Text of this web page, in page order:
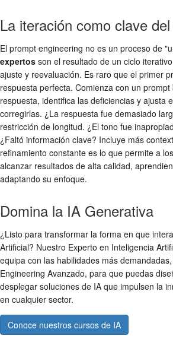
La iteración como clave
El prompt engineering no es un proceso de
expertos son el resultado de un ciclo
ajuste y reevaluación. Es raro que el primer
respuesta perfecta. Comienza con un
respuesta, identifica las deficiencias y ajusta
corregirlas. ¿La respuesta fue demasiado
restricción de longitud. ¿El tono fue
¿Faltó información clave? Incluye más
refinamiento constante es lo que permite a
alcanzar resultados de alta calidad,
adaptando su enfoque.
Domina la IA Generativa
¿Listo para transformar la forma en que
Artificial? Nuestro Experto en Inteligencia
equipa con las habilidades más
Engineering Avanzado, para que puedas
desplegar soluciones de IA que impulsen la
en cualquier sector.
Conoce nuestros cursos de IA